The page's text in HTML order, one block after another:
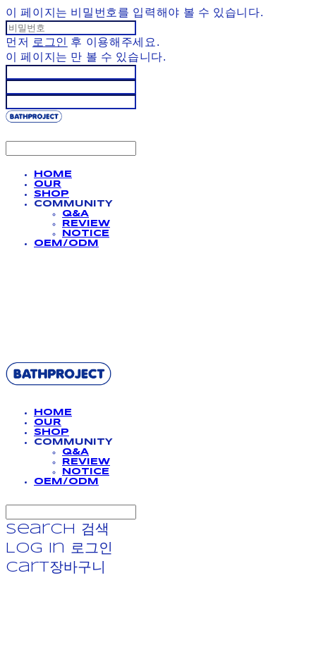
이 페이지는 비밀번호를 입력해야 볼 수 있습니다.
먼저 로그인 후 이용해주세요.
이 페이지는 만 볼 수 있습니다.
HOME
OUR
SHOP
COMMUNITY
Q&A
REVIEW
NOTICE
OEM/ODM
HOME
OUR
SHOP
COMMUNITY
Q&A
REVIEW
NOTICE
OEM/ODM
Search
검색
Log In
로그인
Cart장바구니